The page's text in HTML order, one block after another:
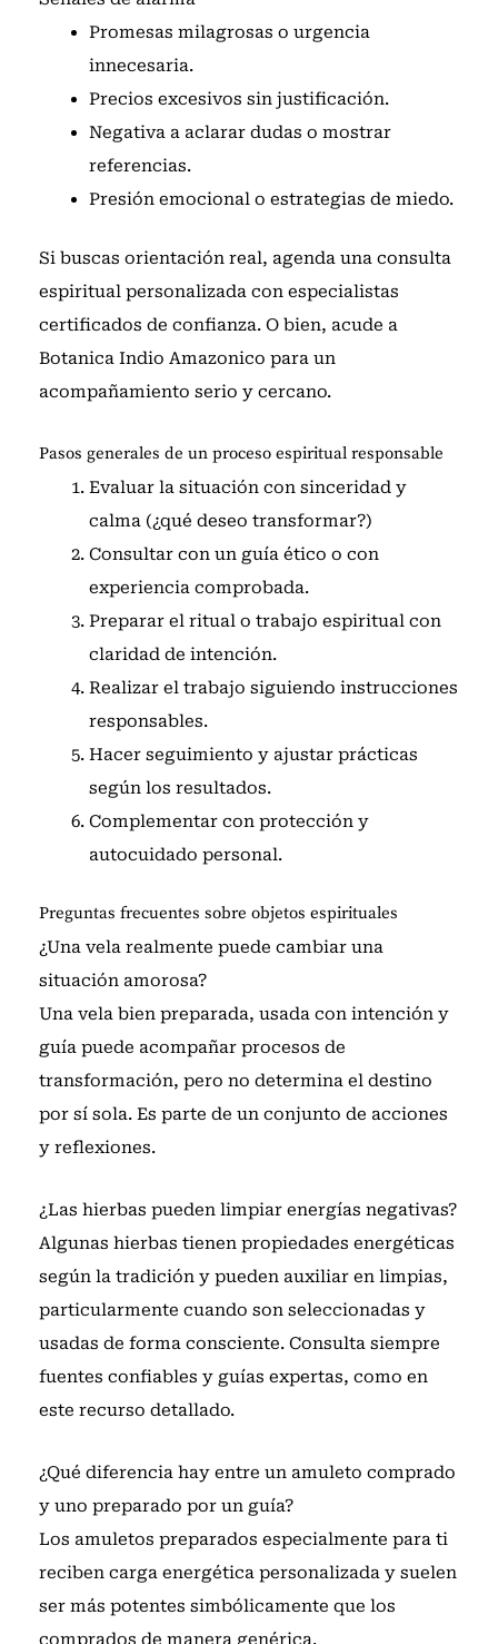
Promesas milagrosas o urgencia
innecesaria.
Precios excesivos sin justificación.
Negativa a aclarar dudas o mostrar
referencias.
Presión emocional o estrategias de miedo.
Si buscas orientación real, agenda una consulta
espiritual personalizadacon especialistas
certificados de confianza. O bien, acude a
Botanica Indio Amazonico para un
acompañamiento serio y cercano.
Pasos generales de un proceso espiritual responsable
Evaluar la situación con sinceridad y
calma (¿qué deseo transformar?)
Consultar con un guía ético o con
experiencia comprobada.
Preparar el ritual o trabajo espiritual con
claridad de intención.
Realizar el trabajo siguiendo instrucciones
responsables.
Hacer seguimiento y ajustar prácticas
según los resultados.
Complementar con protección y
autocuidado personal.
Preguntas frecuentes sobre objetos espirituales
¿Una vela realmente puede cambiar una
situación amorosa?
Una vela bien preparada, usada con intención y
guía puede acompañar procesos de
transformación, pero no determina el destino
por sí sola. Es parte de un conjunto de acciones
y reflexiones.
¿Las hierbas pueden limpiar energías negativas?
Algunas hierbas tienen propiedades energéticas
según la tradición y pueden auxiliar en limpias,
particularmente cuando son seleccionadas y
usadas de forma consciente. Consulta siempre
fuentes confiables y guías expertas, como en
este recurso detallado.
¿Qué diferencia hay entre un amuleto comprado
y uno preparado por un guía?
Los amuletos preparados especialmente para ti
reciben carga energética personalizada y suelen
ser más potentes simbólicamente que los
comprados de manera genérica.